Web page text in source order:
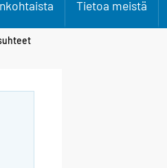
Tietoa meistä